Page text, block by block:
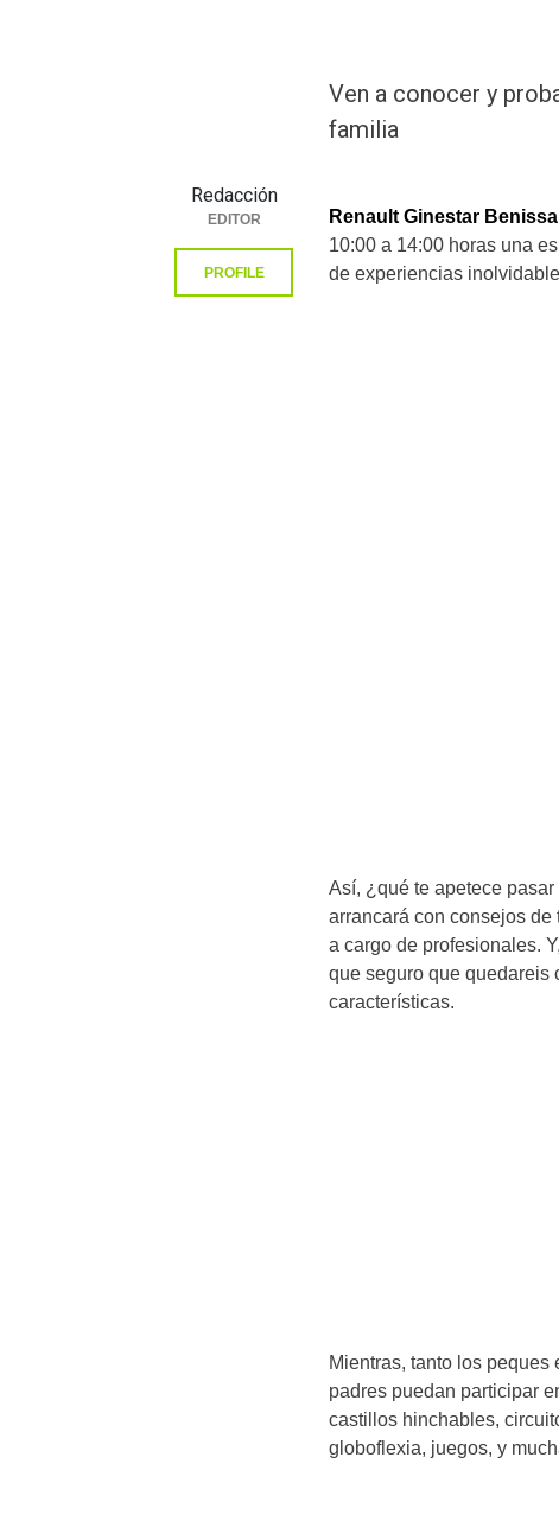
Ven a conocer y
familia
Renault Ginestar Benissa
10:00 a 14:00 horas una
de experiencias
Así, ¿qué te apetece
arrancará con consejos
a cargo de profesionales.
que seguro que quedareis
características.
Mientras, tanto los
padres puedan participar
castillos hinchables,
globoflexia, juegos, y
Redacción
EDITOR
PROFILE